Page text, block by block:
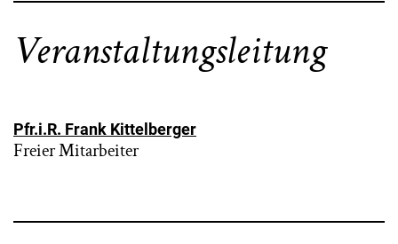
Veranstaltungsleitung
Pfr.i.R. Frank Kittelberger
Freier Mitarbeiter